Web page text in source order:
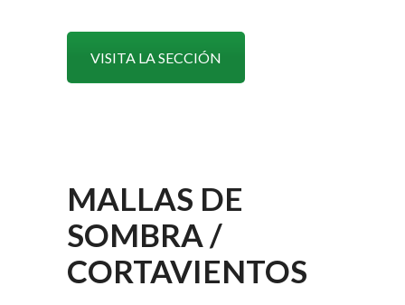
VISITA LA SECCIÓN
MALLAS DE
SOMBRA /
CORTAVIENTOS